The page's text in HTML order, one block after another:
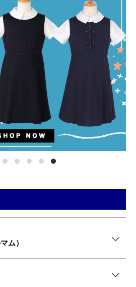
ム）